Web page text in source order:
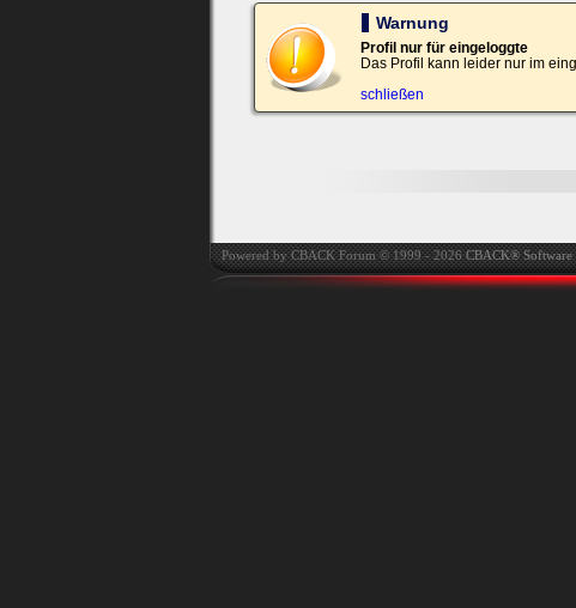
Bei jedem Besuch
automatisch einloggen.
Warnung
Profil nur für eingeloggte
Das Profil kann leider nur im
schließen
Powered by CBACK Forum © 1999 - 2026CBACK® Software